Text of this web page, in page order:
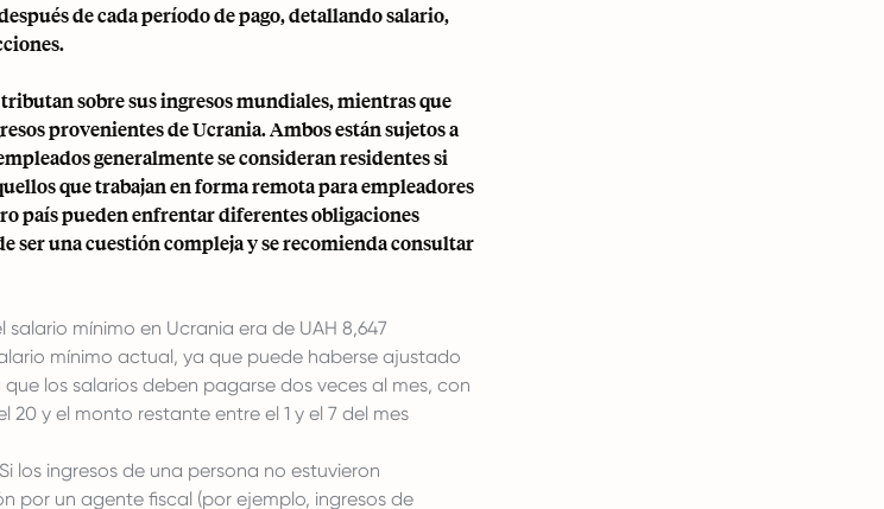
de cada período de pago, detallando salario,
sobre sus ingresos mundiales, mientras que
provenientes de Ucrania. Ambos están sujetos a
generalmente se consideran residentes si
que trabajan en forma remota para empleadores
país pueden enfrentar diferentes obligaciones
ser una cuestión compleja y se recomienda consultar
salario mínimo en Ucrania era de UAH 8,647
mínimo actual, ya que puede haberse ajustado
los salarios deben pagarse dos veces al mes, con
20 y el monto restante entre el 1 y el 7 del mes
Si los ingresos de una persona no estuvieron
por un agente fiscal (por ejemplo, ingresos de